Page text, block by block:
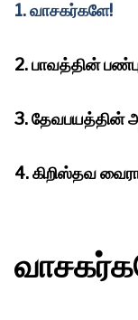
1. வாசகர்களே!
2. பாவத்தின்
3. தேவபயத்தின்
4. கிறிஸ்தவ